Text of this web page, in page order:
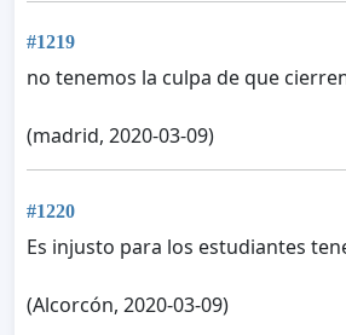
#1219
no tenemos la culpa de que
(madrid, 2020-03-09)
#1220
Es injusto para los estudiantes
(Alcorcón, 2020-03-09)